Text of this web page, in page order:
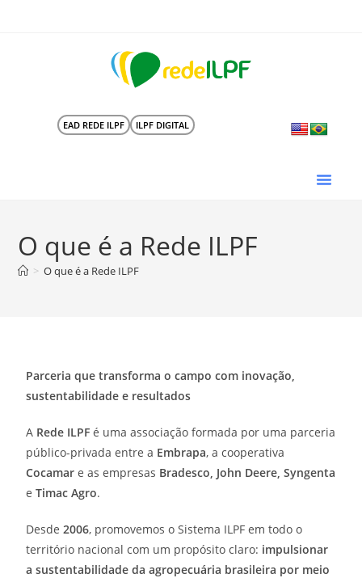
EAD REDE ILPF ILPF DIGITAL
O que é a Rede ILPF
> O que é a Rede ILPF
Parceria que transforma o campo com inovação,
sustentabilidade e resultados
A Rede ILPF é uma associação formada por uma parceria
público-privada entre a Embrapa, a cooperativa
Cocamar e as empresas Bradesco, John Deere,Syngenta
eTimac Agro.
Desde2006, promovemos o Sistema ILPF em todo o
território nacional com um propósito claro: impulsionar
a sustentabilidade da agropecuária brasileira por meio